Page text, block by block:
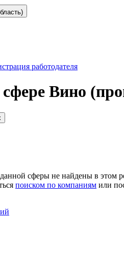
работодателя
Вино
сферы не найдены в этом
поиском по компаниям или